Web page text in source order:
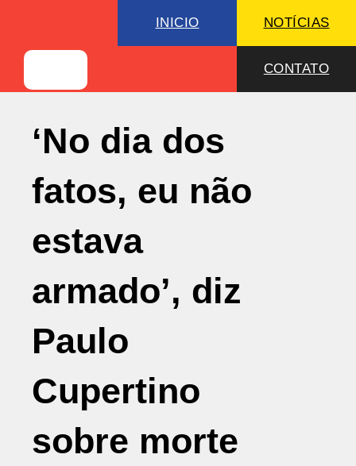
INICIO NOTÍCIAS
CONTATO
‘No dia dos
fatos, eu não
estava
armado’, diz
Paulo
Cupertino
sobre morte